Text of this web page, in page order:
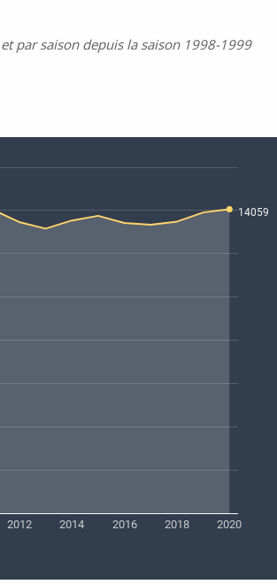
par saison depuis la saison 1998-1999